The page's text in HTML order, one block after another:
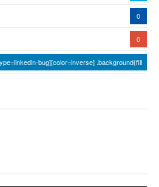
0
0
bug][color=inverse] .background{fill